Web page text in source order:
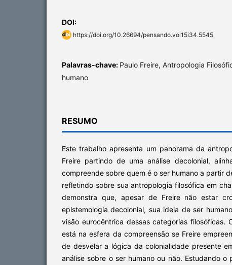
DOI:
https://doi.org/10.26694/pensando.vol15i34.5545
Palavras-chave: Paulo Freire, Antropologia
humano
RESUMO
Este trabalho apresenta um panorama da
Freire partindo de uma análise decolonial,
compreende sobre quem é o ser humano a partir
refletindo sobre sua antropologia filosófica em
demonstra que, apesar de Freire não estar
epistemologia decolonial, sua ideia de ser
visão eurocêntrica dessas categorias filosóficas.
está na esfera da compreensão se Freire
de desvelar a lógica da colonialidade presente
análise sobre o ser humano ou não. Estudando o